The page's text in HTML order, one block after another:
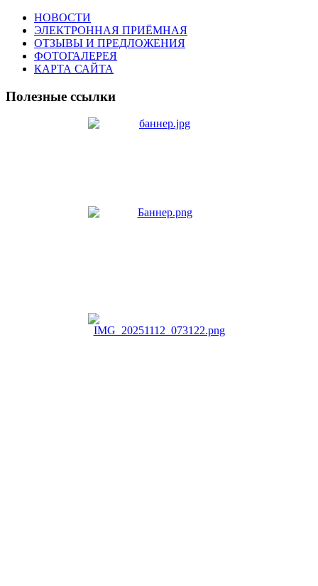
НОВОСТИ
ЭЛЕКТРОННАЯ ПРИЁМНАЯ
ОТЗЫВЫ И ПРЕДЛОЖЕНИЯ
ФОТОГАЛЕРЕЯ
КАРТА САЙТА
Полезные ссылки